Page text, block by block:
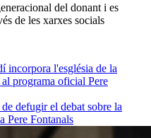
del donant i es
de les xarxes socials
incorpora l'església de la
programa oficial Pere
defugir el debat sobre la
Pere Fontanals